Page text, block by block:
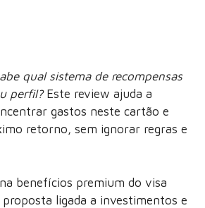
qual sistema de recompensas
perfil?Este review ajuda a
gastos neste cartão e
retorno, sem ignorar regras e
benefícios premium do visa
ligada a investimentos e